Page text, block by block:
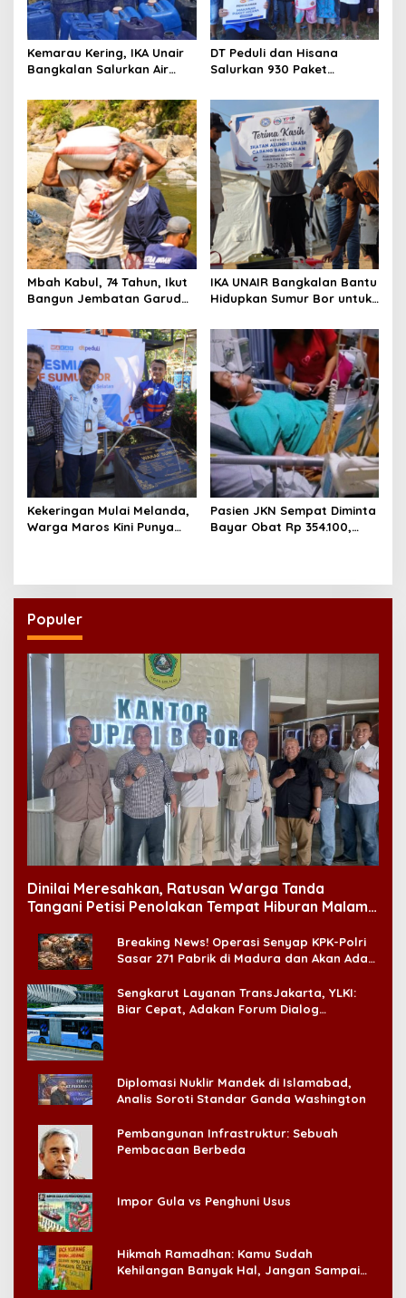
o
n
Kemarau Kering, IKA Unair
Bangkalan Salurkan Air
DT Peduli dan Hisana
Salurkan 930 Paket
Kebakaran Tallo
Mbah Kabul, 74 Tahun, Ikut
Bangun Jembatan Garuda
IKA UNAIR Bangkalan Bantu
Hidupkan Sumur Bor untuk
Kekeringan Mulai Melanda,
Warga Maros Kini Punya
Pasien JKN Sempat Diminta
Bayar Obat Rp 354.100,
Populer
Dinilai Meresahkan, Ratusan Warga Tanda
Tangani Petisi Penolakan Tempat Hiburan Malam
Breaking News! Operasi Senyap KPK-Polri
Sasar 271 Pabrik di Madura dan Akan Ada
Sengkarut Layanan TransJakarta, YLKI:
Biar Cepat, Adakan Forum Dialog
Diplomasi Nuklir Mandek di Islamabad,
Analis Soroti Standar Ganda Washington
Pembangunan Infrastruktur: Sebuah
Pembacaan Berbeda
Impor Gula vs Penghuni Usus
Hikmah Ramadhan: Kamu Sudah
Kehilangan Banyak Hal, Jangan Sampai